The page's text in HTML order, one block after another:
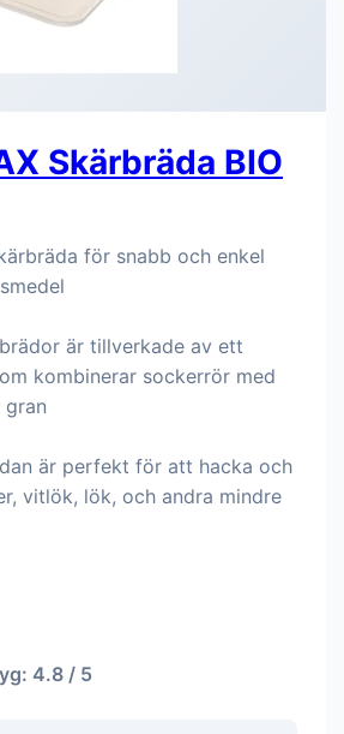
Skärbräda BIO
för snabb och enkel
är tillverkade av ett
kombinerar sockerrör med
är perfekt för att hacka och
vitlök, lök, och andra mindre
4.8 / 5